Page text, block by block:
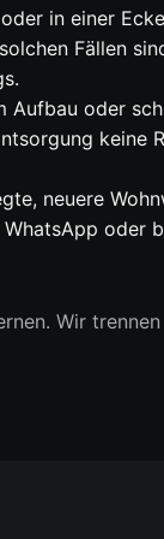
in einer
Fällen
Aufbau oder
keine
neuere
oder
Wir